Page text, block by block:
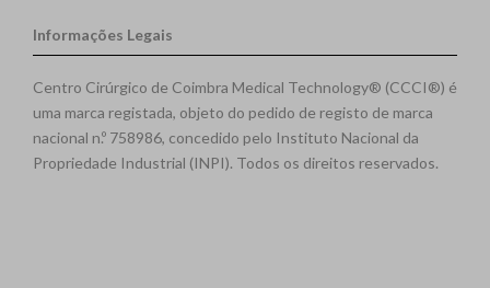
Informações Legais
Centro Cirúrgico de Coimbra Medical Technology® (CCCI®) é
uma marca registada, objeto do pedido de registo de marca
nacional n.º 758986, concedido pelo Instituto Nacional da
Propriedade Industrial (INPI). Todos os direitos reservados.